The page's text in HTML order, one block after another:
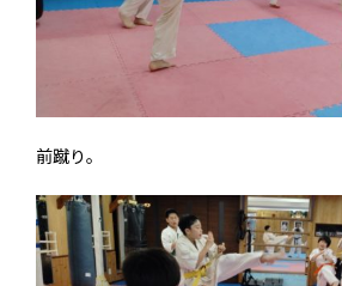
前蹴り。